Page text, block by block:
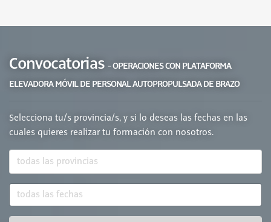
Convocatorias - OPERACIONES CON PLATAFORMA
ELEVADORA MÓVIL DE PERSONAL AUTOPROPULSADA DE BRAZO
Selecciona tu/s provincia/s, y si lo deseas las fechas en las
cuales quieres realizar tu formación con nosotros.